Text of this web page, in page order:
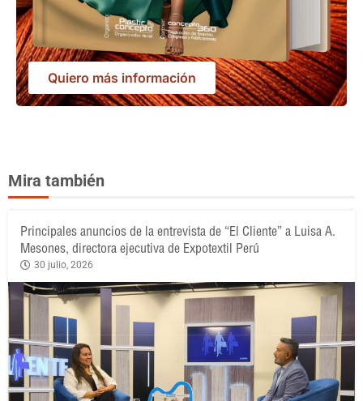
Quiero más información
Mira también
Principales anuncios de la entrevista de “El Cliente” a Luisa A.
Mesones, directora ejecutiva de Expotextil Perú
30 julio, 2026